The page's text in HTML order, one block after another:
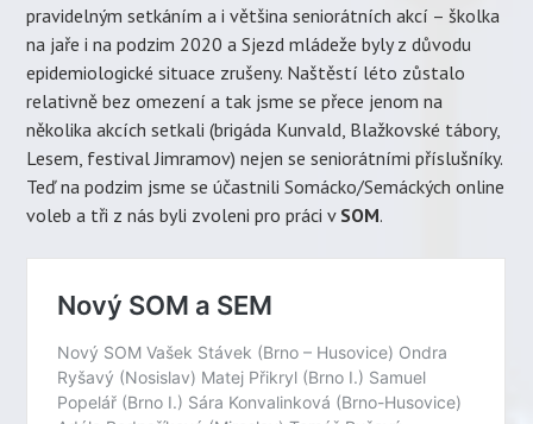
pravidelným setkáním a i většina seniorátních akcí – školka
na jaře i na podzim 2020 a Sjezd mládeže byly z důvodu
epidemiologické situace zrušeny. Naštěstí léto zůstalo
relativně bez omezení a tak jsme se přece jenom na
několika akcích setkali (brigáda Kunvald, Blažkovské tábory,
Lesem, festival Jimramov) nejen se seniorátními příslušníky.
Teď na podzim jsme se účastnili Somácko/Semáckých online
voleb a tři z nás byli zvoleni pro práci v SOM.